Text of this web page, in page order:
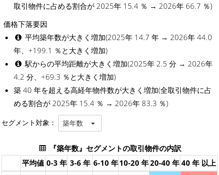
取引物件に占める割合が 2025年 15.4 ％ → 2026年 66.7 ％)
価格下落要因
平均築年数が大きく増加(2025年 14.7 年 → 2026年 44.0
年、+199.1 ％と大きく増加)
駅からの平均距離が大きく増加(2025年 2.5 分 → 2026年
4.2 分、+69.3 ％と大きく増加)
築 40 年を超える高経年物件数が大きく増加(全取引物件に占
める割合が 2025年 15.4 ％ → 2026年 83.3 ％)
セグメント対象： 築年数
『築年数』セグメントの取引物件の内訳
平均値 0-3 年 3-6 年 6-10 年10-20 年20-40 年 40 年 以上